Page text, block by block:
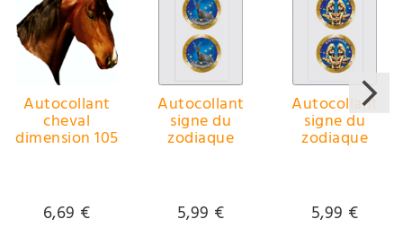
Autocollant
cheval
dimension 105
6,69 €
Autocollant
signe du
zodiaque
40 mm
5,99 €
Autocollant
signe du
zodiaque
40 mm
5,99 €